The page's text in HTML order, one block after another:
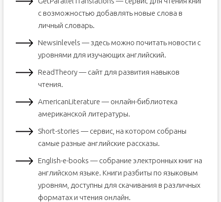
с возможностью добавлять новые слова в
личный словарь.
Newsinlevels — здесь можно почитать новости с
уровнями для изучающих английский.
ReadTheory — сайт для развития навыков
чтения.
AmericanLiterature — онлайн-библиотека
американской литературы.
Short-stories — сервис, на котором собраны
самые разные английские рассказы.
English-e-books — собрание электронных книг на
английском языке. Книги разбиты по языковым
уровням, доступны для скачивания в различных
форматах и чтения онлайн.